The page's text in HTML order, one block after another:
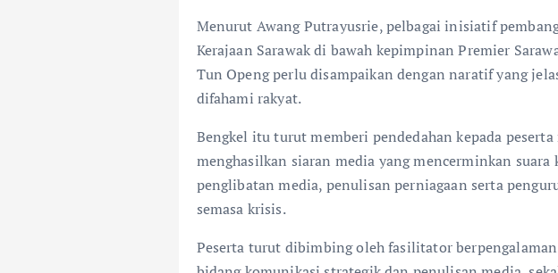
Menurut Awang Putrayusrie, pelbagai inisiatif
Kerajaan Sarawak di bawah kepimpinan Premier
Tun Openg perlu disampaikan dengan naratif yang
difahami rakyat.
Bengkel itu turut memberi pendedahan kepada
menghasilkan siaran media yang mencerminkan suara
penglibatan media, penulisan perniagaan serta
semasa krisis.
Peserta turut dibimbing oleh fasilitator